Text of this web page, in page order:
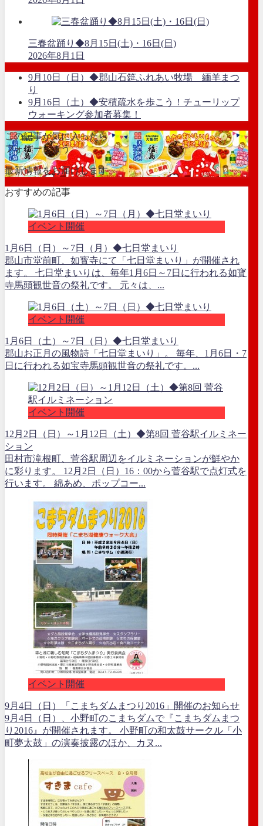
三春盆踊り◆8月15日(土)・16日(日)
2026年8月1日
9月10日（日）◆郡山石筵ふれあい牧場 緬羊まつ
り
9月16日（土）◆安積疏水を歩こう！チューリップ
ウォーキング参加者募集！
この記事が気に入ったら
フォローしよう
最新情報をお届けします
おすすめの記事
イベント開催
1月6日（日）～7日（月）◆七日堂まいり
郡山市堂前町、如寳寺にて「七日堂まいり」が開催され
ます。 七日堂まいりは、毎年1月6日～7日に行われる如寳
寺馬頭観世音の祭礼です。 元々は、...
イベント開催
1月6日（土）～7日（日）◆七日堂まいり
郡山お正月の風物詩「七日堂まいり」。 毎年、1月6日・7
日に行われる如宝寺馬頭観世音の祭礼です。...
イベント開催
12月2日（日）～1月12日（土）◆第8回 菅谷駅イルミネー
ション
田村市滝根町、菅谷駅周辺をイルミネーションが鮮やか
に彩ります。 12月2日（日）16：00から菅谷駅で点灯式を
行います。 綿あめ、ポップコー...
イベント開催
9月4日（日）「こまちダムまつり2016」開催のお知らせ
9月4日（日）、小野町のこまちダムで『こまちダムまつ
り2016』が開催されます。 小野町の和太鼓サークル「小
町夢太鼓」の演奏披露のほか、カヌ...